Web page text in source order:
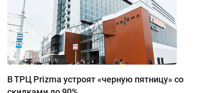
В ТРЦ Prizma устроят «черную пятницу» со